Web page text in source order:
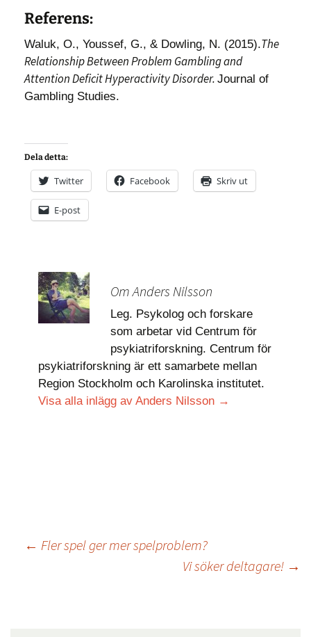
Referens:
Waluk, O., Youssef, G., & Dowling, N. (2015).The
Relationship Between Problem Gambling and
Attention Deficit Hyperactivity Disorder. Journal of
Gambling Studies.
Dela detta:
Twitter Facebook Skriv ut
E-post
Om Anders Nilsson
Leg. Psykolog och forskare
som arbetar vid Centrum för
psykiatriforskning. Centrum för
psykiatriforskning är ett samarbete mellan
Region Stockholm och Karolinska institutet.
Visa alla inlägg av Anders Nilsson →
← Fler spel ger mer spelproblem?
Vi söker deltagare! →